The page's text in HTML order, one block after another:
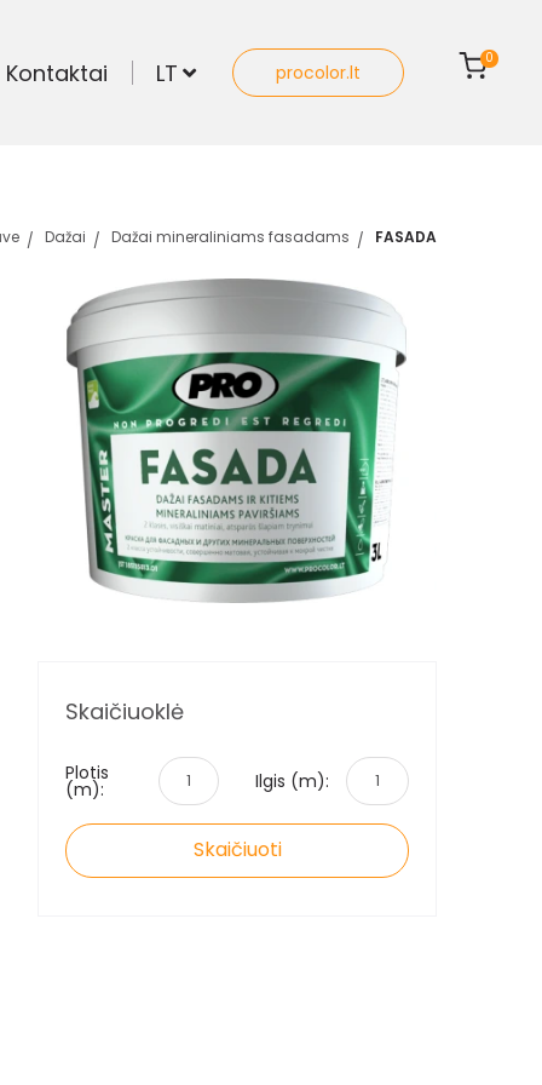
Kontaktai LT procolor.lt
0
Dažai Dažai mineraliniams fasadams FASADA
Skaičiuoklė
Plotis
(m): Ilgis (m):
Skaičiuoti